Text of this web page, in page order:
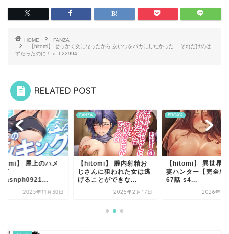
HOME
FANZA
【hitomi】 せっかく女になったから あいつをバカにしたかった… それだけのは
ずだったのに！ d_622994
RELATED POST
】 屋上のハメ
グ
2025年11月30日
FANZA
【hitomi】 膣内射精お
じさんに狙われた女は逃
げることができな...
2026年2月17日
ERO404
【hitomi】 異世界
妻ハンター【完全版
67話 s4...
2026年3